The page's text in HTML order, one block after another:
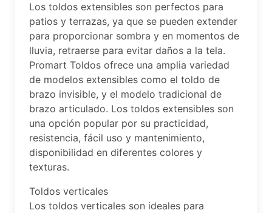
Los toldos extensibles son perfectos para
patios y terrazas, ya que se pueden extender
para proporcionar sombra y en momentos de
lluvia, retraerse para evitar daños a la tela.
Promart Toldos ofrece una amplia variedad
de modelos extensibles como el toldo de
brazo invisible, y el modelo tradicional de
brazo articulado. Los toldos extensibles son
una opción popular por su practicidad,
resistencia, fácil uso y mantenimiento,
disponibilidad en diferentes colores y
texturas.
Toldos verticales
Los toldos verticales son ideales para